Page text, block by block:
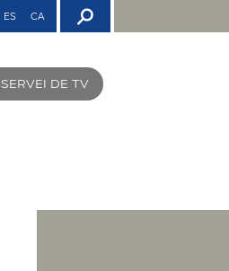
ES CA
SERVEI DE TV